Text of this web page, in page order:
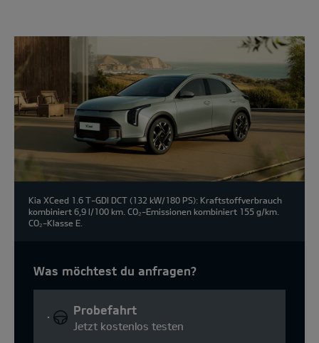
Modell
wählen:
Kia XCeed 1.6 T-GDI DCT (132 kW/180 PS): Kraftstoffverbrauch
kombiniert 6,9 l/100 km. CO₂-Emissionen kombiniert 155 g/km.
CO₂-Klasse E.
Was möchtest du anfragen?
Probefahrt
Jetzt kostenlos testen